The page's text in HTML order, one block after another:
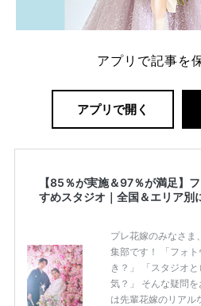
アプリで記事を
アプリで開く
【85％が実施＆97％が満足】
すめスタジオ｜全国＆エリア別
プレ花嫁のみなさ
集部です！ 「フォ
き？」 「スタジオ
気？」 そんな疑問
は先輩花嫁のリアル